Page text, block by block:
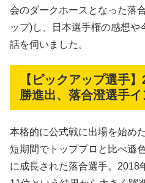
会のダークホースとなった落
ップ)し、日本選手権の感想や
話を伺いました。
【ピックアップ選手
勝進出、落合澄選手イ
本格的に公式戦に出場を始め
短期間でトッププロと比べ遜
に成長された落合選手。2018